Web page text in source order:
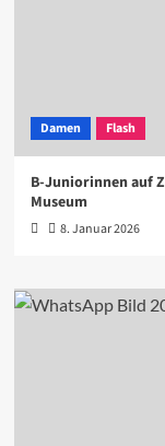
Damen Flash
B-Juniorinnen auf
Museum
8. Januar 2026